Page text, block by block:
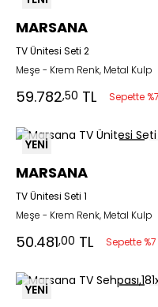
MARSANA
TV Ünitesi Seti 2
Meşe - Krem Renk, Metal Kulp
59.782,50 TL Sepette
YENİ
MARSANA
TV Ünitesi Seti 1
Meşe - Krem Renk, Metal Kulp
50.481,00 TL Sepette
YENİ